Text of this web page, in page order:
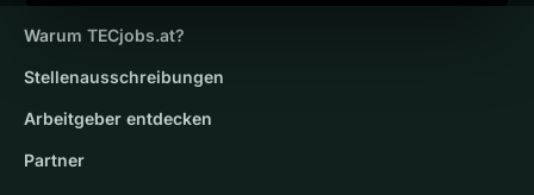
Warum TECjobs.at?
Stellenausschreibungen
Arbeitgeber entdecken
Partner